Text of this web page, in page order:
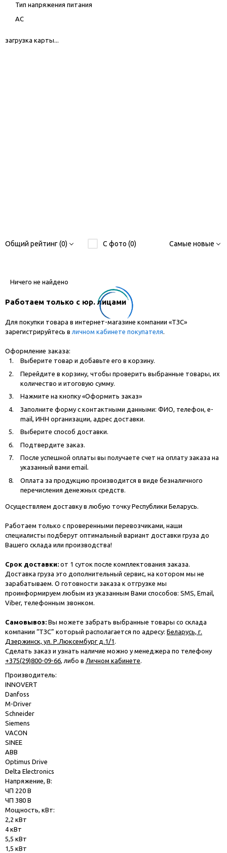
Тип напряжения питания
AC
загрузка карты...
Общий рейтинг (0) С фото (0) Самые новые
Ничего не найдено
Работаем только с юр. лицами
Для покупки товара в интернет-магазине компании «ТЗС»
зарегистрируйтесь в личном кабинете покупателя.
Оформление заказа:
Выберите товар и добавьте его в корзину.
Перейдите в корзину, чтобы проверить выбранные товары, их
количество и итоговую сумму.
Нажмите на кнопку «Оформить заказ»
Заполните форму с контактными данными: ФИО, телефон, e-
mail, ИНН организации, адрес доставки.
Выберите способ доставки.
Подтвердите заказ.
После успешной оплаты вы получаете счет на оплату заказа на
указанный вами email.
Оплата за продукцию производится в виде безналичного
перечисления денежных средств.
Осуществляем доставку в любую точку Республики Беларусь.
Работаем только с проверенными перевозчиками, наши
специалисты подберут оптимальный вариант доставки груза до
Вашего склада или производства!
Срок доставки: от 1 суток после комплектования заказа.
Доставка груза это дополнительный сервис, на котором мы не
зарабатываем. О готовности заказа к отгрузке мы
проинформируем любым из указанным Вами способов: SMS, Email,
Viber, телефонным звонком.
Самовывоз: Вы можете забрать выбранные товары со склада
компании “ТЗС” который располагается по адресу: Беларусь, г.
Дзержинск, ул. Р.Люксембург д.1/1
Сделать заказ и узнать наличие можно у менеджера по телефону
+375(29)800-09-66 , либо в Личном кабинете
Производитель:
INNOVERT
Danfoss
M-Driver
Schneider
Siemens
VACON
SINEE
ABB
Optimus Drive
Delta Electronics
Напряжение, В:
ЧП 220 В
ЧП 380 В
Мощность, кВт:
2,2 кВт
4 кВт
5,5 кВт
1,5 кВт